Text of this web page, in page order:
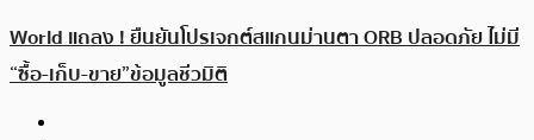
World แถลง ! ยืนยันโปรเจกต์สแกนม่านตา ORB ปลอดภัย ไม่มี
“ซื้อ-เก็บ-ขาย”ข้อมูลชีวมิติ